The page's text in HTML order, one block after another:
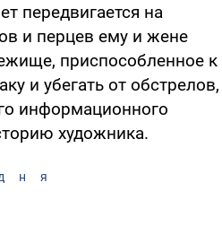
передвигается на
и перцев ему и жене
приспособленное к
и убегать от обстрелов,
информационного
художника.